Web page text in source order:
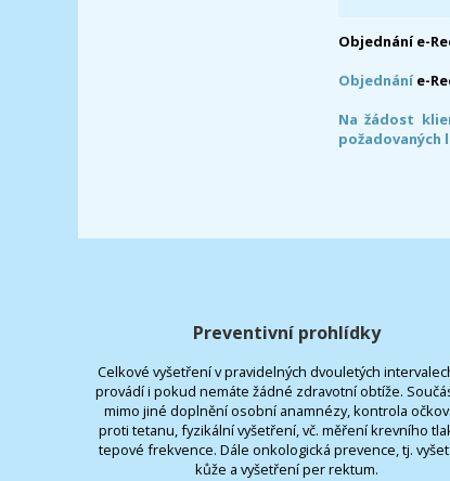
Objednání e-
Objednáníe-
Na žádost
požadovaných
Preventivní prohlídky
Celkové vyšetření v pravidelných dvouletých
provádí i pokud nemáte žádné zdravotní obtíže.
mimo jiné doplnění osobní anamnézy, kontrola
proti tetanu, fyzikální vyšetření, vč. měření krevního
tepové frekvence. Dále onkologická prevence, tj.
kůže a vyšetření per rektum.